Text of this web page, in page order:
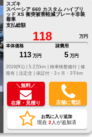
スズキ
スペーシア 660 カスタム ハイブリ
ッド XS 衝突被害軽減ブレーキ非装
着車
支払総額
118
万円
本体価格
113 万円
諸費用
5 万円
修
復有 | 法定含 | 保証付・3ヶ月・3千km
＼無料／
在庫・見積り 店舗に電話
お気に入り追加
現在 2 人が追加済